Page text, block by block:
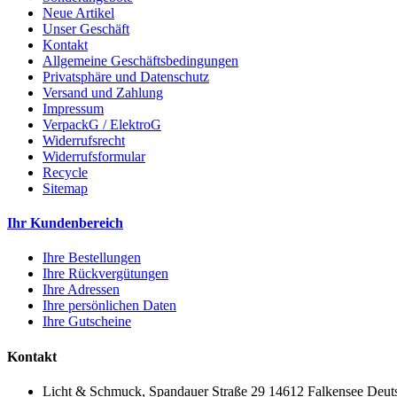
Neue Artikel
Unser Geschäft
Kontakt
Allgemeine Geschäftsbedingungen
Privatsphäre und Datenschutz
Versand und Zahlung
Impressum
VerpackG / ElektroG
Widerrufsrecht
Widerrufsformular
Recycle
Sitemap
Ihr Kundenbereich
Ihre Bestellungen
Ihre Rückvergütungen
Ihre Adressen
Ihre persönlichen Daten
Ihre Gutscheine
Kontakt
Licht & Schmuck, Spandauer Straße 29 14612 Falkensee